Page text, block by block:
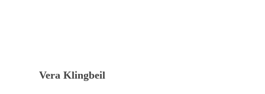
Vera Klingbeil